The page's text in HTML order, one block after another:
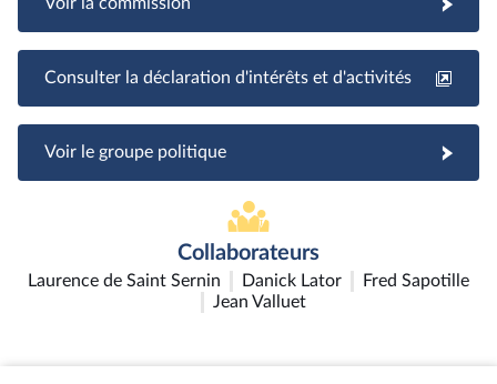
Consulter la déclaration d'intérêts et d'activités
Voir le groupe politique
Collaborateurs
Laurence de Saint Sernin Danick Lator
Fred Sapotille
Jean Valluet